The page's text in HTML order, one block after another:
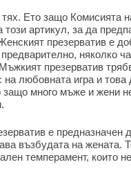
тях. Ето защо
този артикул, за да
презерватив е
няколко
презерватив
на любовната игра и
много мъже и жени
е предназначен
възбудата на
темперамент, които